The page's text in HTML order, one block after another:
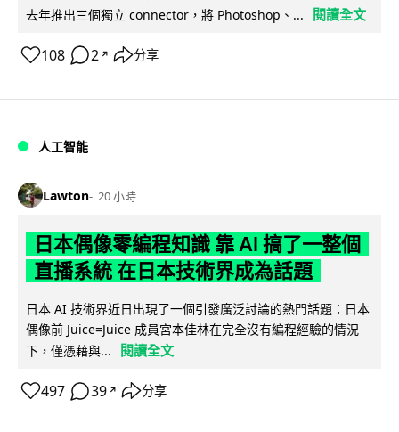
去年推出三個獨立 connector，將 Photoshop、...
閱讀全文
108 2 ↗ 分享
人工智能
Lawton 20 小時
日本偶像零編程知識 靠 AI 搞了一整個
直播系統 在日本技術界成為話題
日本 AI 技術界近日出現了一個引發廣泛討論的熱門話題：日本
偶像前 Juice=Juice 成員宮本佳林在完全沒有編程經驗的情況
下，僅憑藉與...
閱讀全文
497 39 ↗ 分享